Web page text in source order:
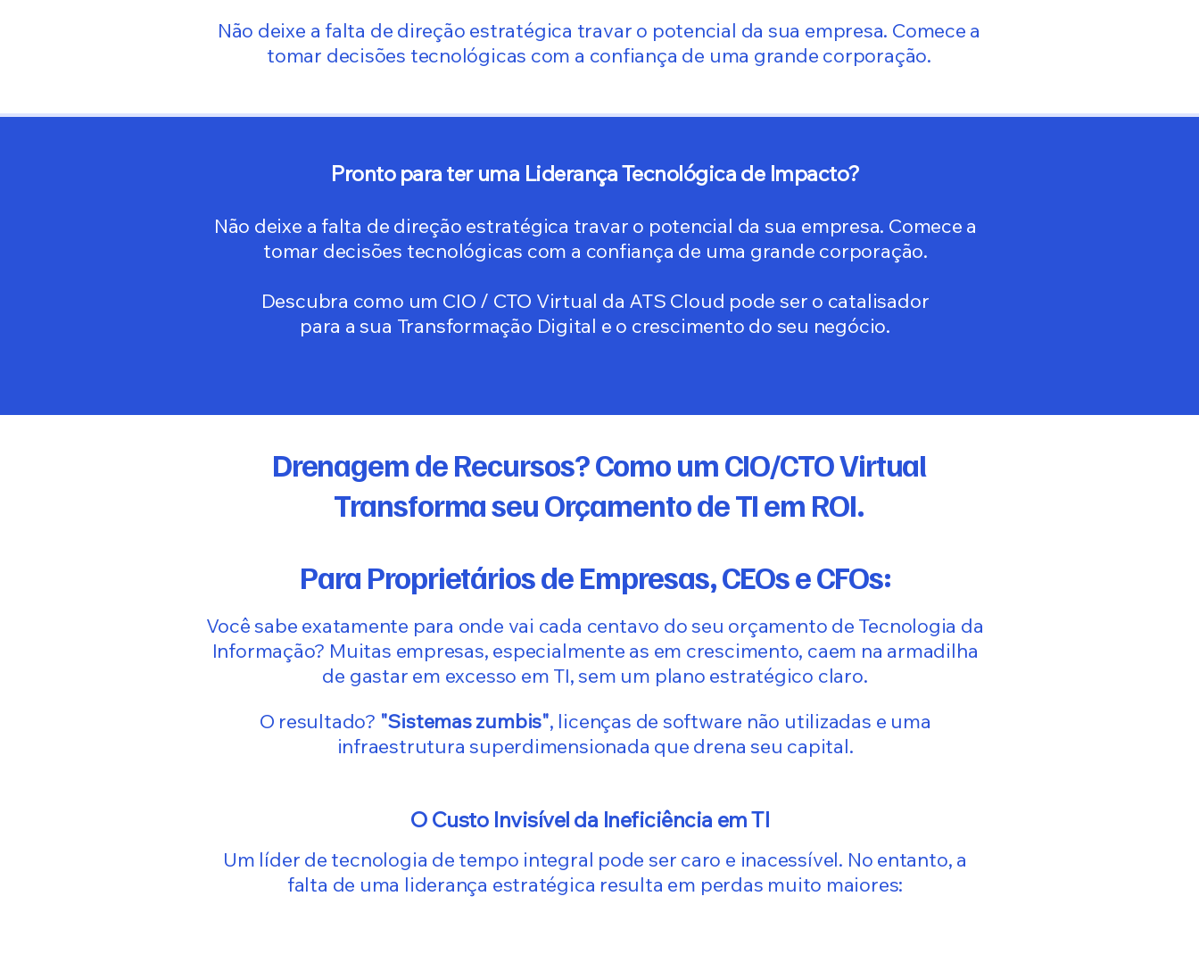
Não deixe a falta de direção estratégica travar o potencial da sua empresa. Comece a
tomar decisões tecnológicas com a confiança de uma grande corporação.
Pronto para ter uma Liderança Tecnológica de Impacto?
Não deixe a falta de direção estratégica travar o potencial da sua empresa. Comece a
tomar decisões tecnológicas com a confiança de uma grande corporação.
Descubra como um CIO / CTO Virtual da ATS Cloud pode ser o catalisador
para a sua Transformação Digital e o crescimento do seu negócio.
Drenagem de Recursos? Como um CIO/CTO Virtual
Transforma seu Orçamento de TI em ROI.
Para Proprietários de Empresas, CEOs e CFOs:
Você sabe exatamente para onde vai cada centavo do seu orçamento de Tecnologia da
Informação? Muitas empresas, especialmente as em crescimento, caem na armadilha
de gastar em excesso em TI, sem um plano estratégico claro.
O resultado? "Sistemas zumbis", licenças de software não utilizadas e uma
infraestrutura superdimensionada que drena seu capital.
O Custo Invisível da Ineficiência em TI
Um líder de tecnologia de tempo integral pode ser caro e inacessível. No entanto, a
falta de uma liderança estratégica resulta em perdas muito maiores: